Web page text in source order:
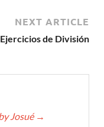
NEXT ARTICLE
Ejercicios de División
Josué →